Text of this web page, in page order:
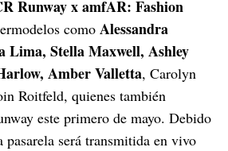
Runway x amfAR: Fashion
como Alessandra
Lima, Stella Maxwell, Ashley
Amber Valletta, Carolyn
Roitfeld, quienes también
este primero de mayo. Debido
será transmitida en vivo